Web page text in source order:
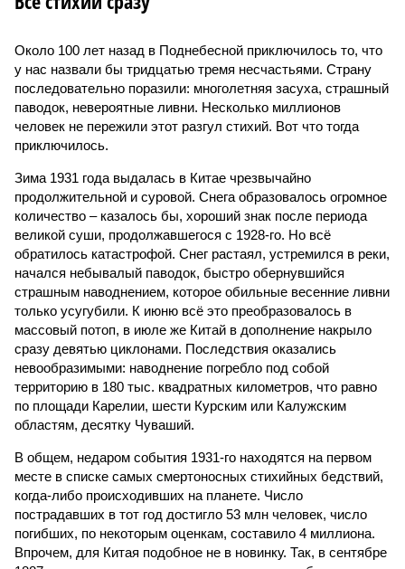
Около 100 лет назад в Поднебесной приключилось то, что
у нас назвали бы тридцатью тремя несчастьями. Страну
последовательно поразили: многолетняя засуха, страшный
паводок, невероятные ливни. Несколько миллионов
человек не пережили этот разгул стихий. Вот что тогда
приключилось.
Зима 1931 года выдалась в Китае чрезвычайно
продолжительной и суровой. Снега образовалось огромное
количество – казалось бы, хороший знак после периода
великой суши, продолжавшегося с 1928-го. Но всё
обратилось катастрофой. Снег растаял, устремился в реки,
начался небывалый паводок, быстро обернувшийся
страшным наводнением, которое обильные весенние ливни
только усугубили. К июню всё это преобразовалось в
массовый потоп, в июле же Китай в дополнение накрыло
сразу девятью циклонами. Последствия оказались
невообразимыми: наводнение погребло под собой
территорию в 180 тыс. квадратных километров, что равно
по площади Карелии, шести Курским или Калужским
областям, десятку Чуваший.
В общем, недаром события 1931-го находятся на первом
месте в списке самых смертоносных стихийных бедствий,
когда-либо происходивших на планете. Число
пострадавших в тот год достигло 53 млн человек, число
погибших, по некоторым оценкам, составило 4 миллиона.
Впрочем, для Китая подобное не в новинку. Так, в сентябре